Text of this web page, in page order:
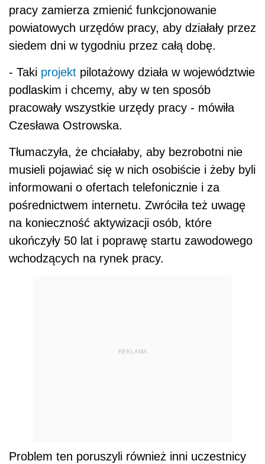
pracy zamierza zmienić funkcjonowanie
powiatowych urzędów pracy, aby działały przez
siedem dni w tygodniu przez całą dobę.
- Taki projekt pilotażowy działa w województwie
podlaskim i chcemy, aby w ten sposób
pracowały wszystkie urzędy pracy - mówiła
Czesława Ostrowska.
Tłumaczyła, że chciałaby, aby bezrobotni nie
musieli pojawiać się w nich osobiście i żeby byli
informowani o ofertach telefonicznie i za
pośrednictwem internetu. Zwróciła też uwagę
na konieczność aktywizacji osób, które
ukończyły 50 lat i poprawę startu zawodowego
wchodzących na rynek pracy.
REKLAMA
Problem ten poruszyli również inni uczestnicy